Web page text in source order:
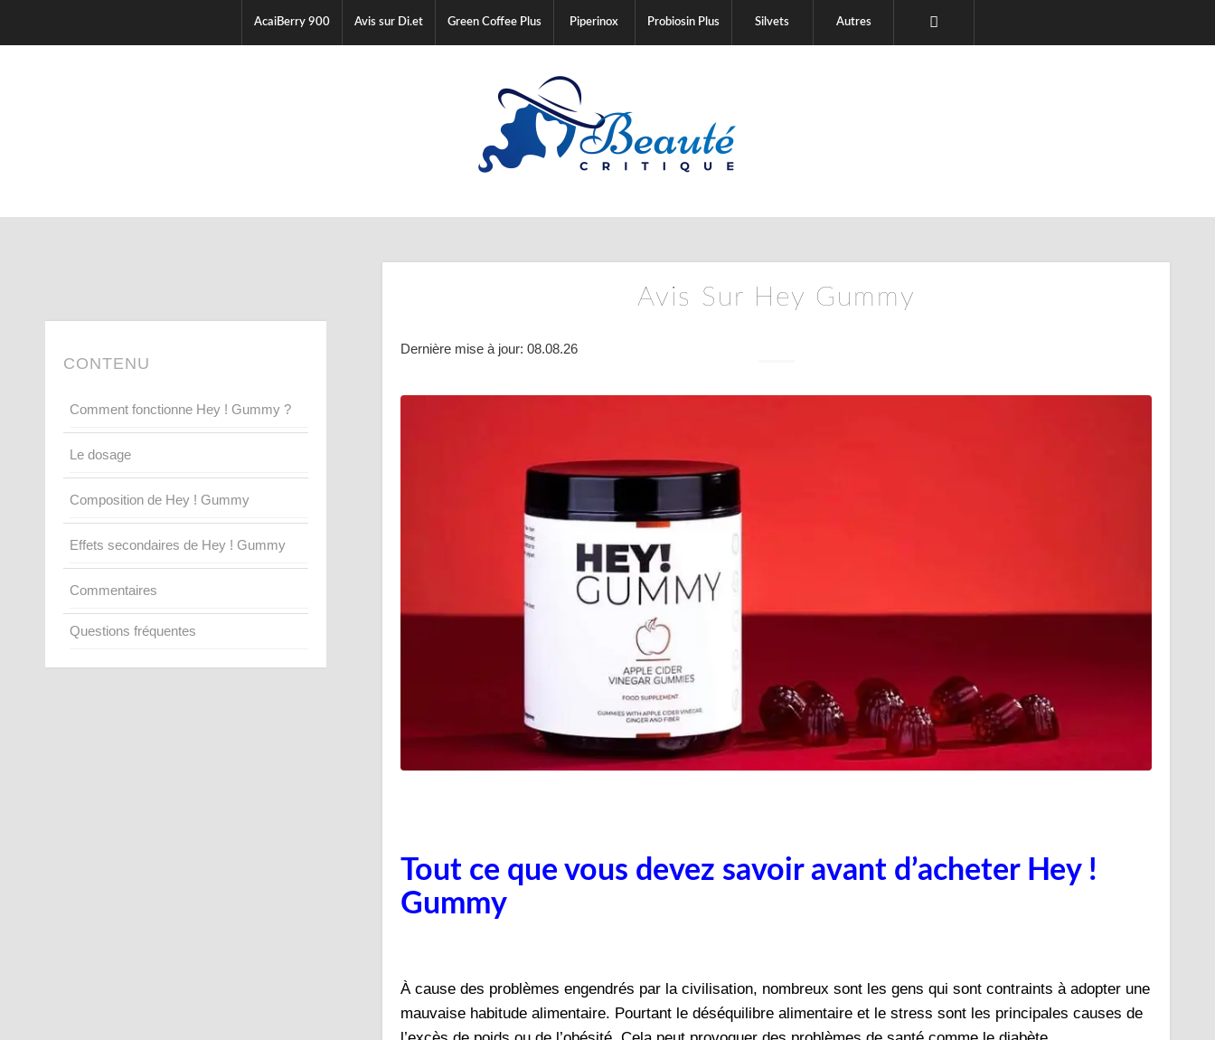
AcaiBerry 900 Avis sur Di.et Green Coffee Plus Piperinox Probiosin Plus Silvets Autres
CONTENU
Comment fonctionne Hey ! Gummy ?
Le dosage
Composition de Hey ! Gummy
Effets secondaires de Hey ! Gummy
Commentaires
Questions fréquentes
Avis Sur Hey Gummy
Dernière mise à jour: 08.08.26
Tout ce que vous devez savoir avant d’acheter Hey !
Gummy
Àcause des problèmes engendrés par la civilisation, nombreux sont les gens qui sont contraints à adopter une
mauvaise habitude alimentaire. Pourtant le déséquilibre alimentaire et le stress sont les principales causes de